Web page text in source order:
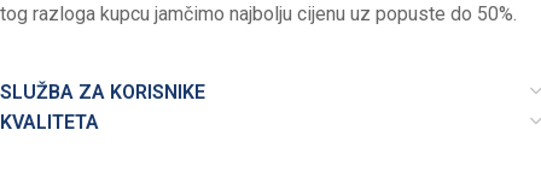
tog razloga kupcu jamčimo najbolju cijenu uz popuste do 50%.
SLUŽBA ZA KORISNIKE
KVALITETA